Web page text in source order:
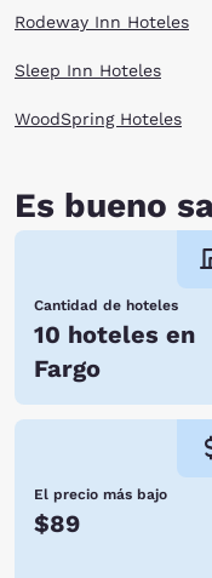
Rodeway Inn Hoteles
Sleep Inn Hoteles
WoodSpring Hoteles
Es bueno
Cantidad de hoteles
10 hoteles en
Fargo
El precio más bajo
$89